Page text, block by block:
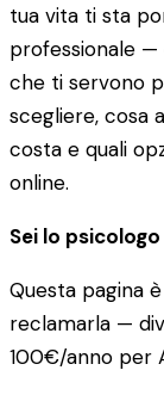
tua vita ti sta
professionale —
che ti servono
scegliere, cosa
costa e quali
online.
Sei lo
Questa pagina
reclamarla —
100€/anno per